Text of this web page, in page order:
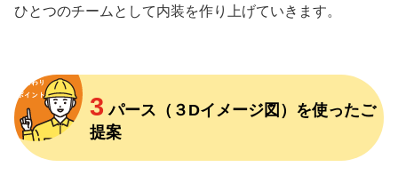
ひとつのチームとして内装を作り上げていきます。
3 パース（３Dイメージ図）を使ったご
提案